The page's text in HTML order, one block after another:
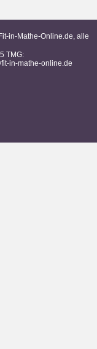
in-Mathe-Online.de, alle
TMG:
in-mathe-online.de